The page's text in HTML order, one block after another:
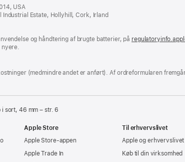
USA
Estate, Hollyhill, Cork, Irland
og håndtering af brugte batterier, på
nyere.
(medmindre andet er anført). Af ordreformularen
i sort, 46 mm – str. 6
Apple Store
Apple Store-appen
Apple Trade In
Til erhvervslivet
Apple og erhvervslivet
Køb til din virksomhed